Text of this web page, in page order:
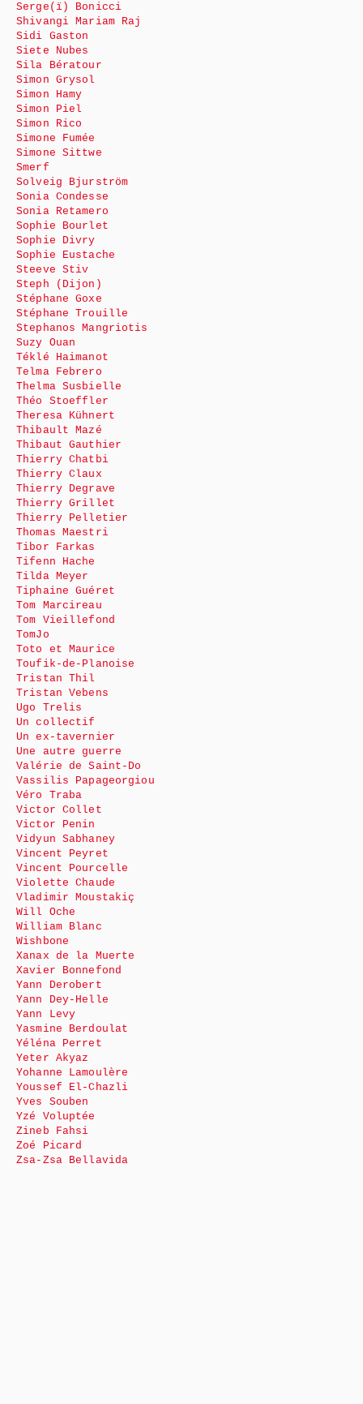
Serge(ï) Bonicci
Shivangi Mariam Raj
Sidi Gaston
Siete Nubes
Sila Bératour
Simon Grysol
Simon Hamy
Simon Piel
Simon Rico
Simone Fumée
Simone Sittwe
Smerf
Solveig Bjurström
Sonia Condesse
Sonia Retamero
Sophie Bourlet
Sophie Divry
Sophie Eustache
Steeve Stiv
Steph (Dijon)
Stéphane Goxe
Stéphane Trouille
Stephanos Mangriotis
Suzy Ouan
Téklé Haimanot
Telma Febrero
Thelma Susbielle
Théo Stoeffler
Theresa Kühnert
Thibault Mazé
Thibaut Gauthier
Thierry Chatbi
Thierry Claux
Thierry Degrave
Thierry Grillet
Thierry Pelletier
Thomas Maestri
Tibor Farkas
Tifenn Hache
Tilda Meyer
Tiphaine Guéret
Tom Marcireau
Tom Vieillefond
TomJo
Toto et Maurice
Toufik-de-Planoise
Tristan Thil
Tristan Vebens
Ugo Trelis
Un collectif
Un ex-tavernier
Une autre guerre
Valérie de Saint-Do
Vassilis Papageorgiou
Véro Traba
Victor Collet
Victor Penin
Vidyun Sabhaney
Vincent Peyret
Vincent Pourcelle
Violette Chaude
Vladimir Moustakiç
Will Oche
William Blanc
Wishbone
Xanax de la Muerte
Xavier Bonnefond
Yann Derobert
Yann Dey-Helle
Yann Levy
Yasmine Berdoulat
Yéléna Perret
Yeter Akyaz
Yohanne Lamoulère
Youssef El-Chazli
Yves Souben
Yzé Voluptée
Zineb Fahsi
Zoé Picard
Zsa-Zsa Bellavida